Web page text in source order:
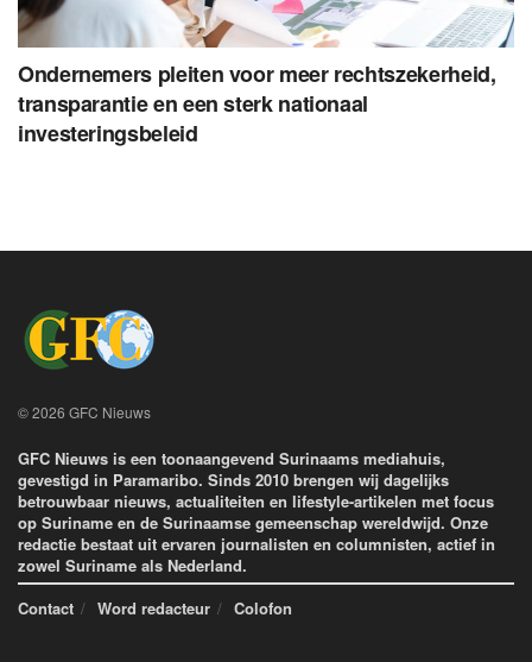
Ondernemers pleiten voor meer rechtszekerheid,
transparantie en een sterk nationaal
investeringsbeleid
© 2026 GFC Nieuws
GFC Nieuws is een toonaangevend Surinaams mediahuis,
gevestigd in Paramaribo. Sinds 2010 brengen wij dagelijks
betrouwbaar nieuws, actualiteiten en lifestyle-artikelen met focus
op Suriname en de Surinaamse gemeenschap wereldwijd. Onze
redactie bestaat uit ervaren journalisten en columnisten, actief in
zowel Suriname als Nederland.
Contact
Word redacteur Colofon